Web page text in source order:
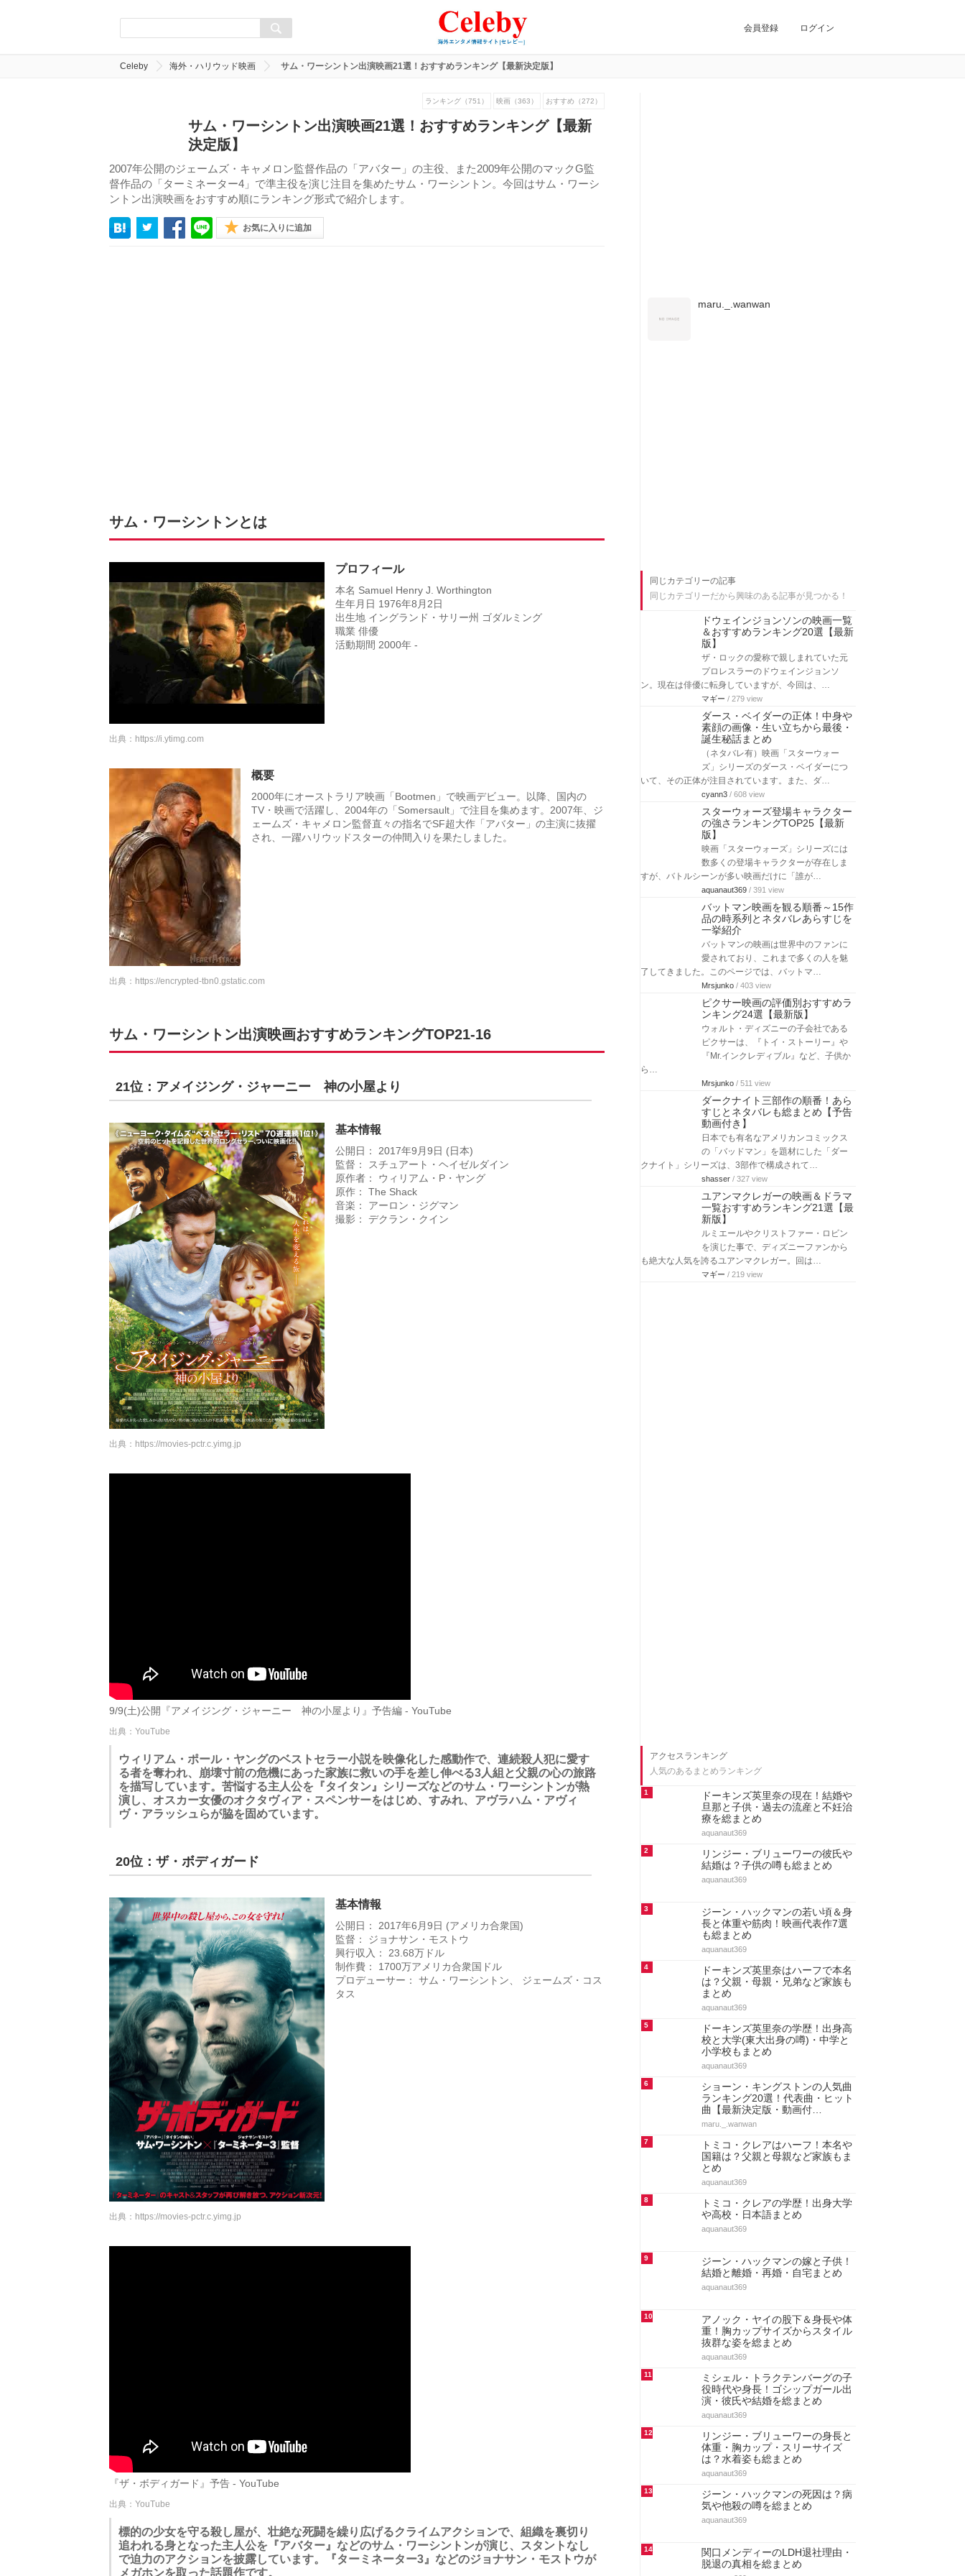
会員登録 ログイン
Celeby 海外・ハリウッド映画 サム・ワーシントン出演映画21選！おすすめランキング【最新決定版】
ランキング（751） 映画（363） おすすめ（272）
サム・ワーシントン出演映画21選！おすすめランキング【最新
決定版】
2007年公開のジェームズ・キャメロン監督作品の「アバター」の主役、また2009年公開のマックG監
督作品の「ターミネーター4」で準主役を演じ注目を集めたサム・ワーシントン。今回はサム・ワーシ
ントン出演映画をおすすめ順にランキング形式で紹介します。
お気に入りに追加
サム・ワーシントンとは
プロフィール
本名 Samuel Henry J. Worthington
生年月日 1976年8月2日
出生地 イングランド・サリー州 ゴダルミング
職業 俳優
活動期間 2000年 -
出典： https://i.ytimg.com
概要
2000年にオーストラリア映画「Bootmen」で映画デビュー。以降、国内の
TV・映画で活躍し、2004年の「Somersault」で注目を集めます。2007年、ジ
ェームズ・キャメロン監督直々の指名でSF超大作「アバター」の主演に抜擢
され、一躍ハリウッドスターの仲間入りを果たしました。
出典： https://encrypted-tbn0.gstatic.com
サム・ワーシントン出演映画おすすめランキングTOP21-16
21位：アメイジング・ジャーニー 神の小屋より
基本情報
公開日： 2017年9月9日 (日本)
監督： スチュアート・ヘイゼルダイン
原作者： ウィリアム・P・ヤング
原作： The Shack
音楽： アーロン・ジグマン
撮影： デクラン・クイン
出典： https://movies-pctr.c.yimg.jp
9/9(土)公開『アメイジング・ジャーニー 神の小屋より』予告編 - YouTube
出典：YouTube
ウィリアム・ポール・ヤングのベストセラー小説を映像化した感動作で、連続殺人犯に愛す
る者を奪われ、崩壊寸前の危機にあった家族に救いの手を差し伸べる3人組と父親の心の旅路
を描写しています。苦悩する主人公を『タイタン』シリーズなどのサム・ワーシントンが熱
演し、オスカー女優のオクタヴィア・スペンサーをはじめ、すみれ、アヴラハム・アヴィ
ヴ・アラッシュらが脇を固めています。
20位：ザ・ボディガード
基本情報
公開日： 2017年6月9日 (アメリカ合衆国)
監督： ジョナサン・モストウ
興行収入： 23.68万ドル
制作費： 1700万アメリカ合衆国ドル
プロデューサー： サム・ワーシントン、 ジェームズ・コス
タス
出典： https://movies-pctr.c.yimg.jp
『ザ・ボディガード』予告 - YouTube
出典：YouTube
標的の少女を守る殺し屋が、壮絶な死闘を繰り広げるクライムアクションで、組織を裏切り
追われる身となった主人公を『アバター』などのサム・ワーシントンが演じ、スタントなし
で迫力のアクションを披露しています。『ターミネーター3』などのジョナサン・モストウが
メガホンを取った話題作です。
maru._.wanwan
同じカテゴリーの記事
同じカテゴリーだから興味のある記事が見つかる！
ドウェインジョンソンの映画一覧
＆おすすめランキング20選【最新
版】
ザ・ロックの愛称で親しまれていた元
プロレスラーのドウェインジョンソ
ン。現在は俳優に転身していますが、今回は、…
マギー / 279 view
ダース・ベイダーの正体！中身や
素顔の画像・生い立ちから最後・
誕生秘話まとめ
（ネタバレ有）映画「スターウォー
ズ」シリーズのダース・ベイダーにつ
いて、その正体が注目されています。また、ダ…
cyann3 / 608 view
スターウォーズ登場キャラクター
の強さランキングTOP25【最新
版】
映画「スターウォーズ」シリーズには
数多くの登場キャラクターが存在しま
すが、バトルシーンが多い映画だけに「誰が…
aquanaut369 / 391 view
バットマン映画を観る順番～15作
品の時系列とネタバレあらすじを
一挙紹介
バットマンの映画は世界中のファンに
愛されており、これまで多くの人を魅
了してきました。このページでは、バットマ…
Mrsjunko / 403 view
ピクサー映画の評価別おすすめラ
ンキング24選【最新版】
ウォルト・ディズニーの子会社である
ピクサーは、『トイ・ストーリー』や
『Mr.インクレディブル』など、子供か
ら…
Mrsjunko / 511 view
ダークナイト三部作の順番！あら
すじとネタバレも総まとめ【予告
動画付き】
日本でも有名なアメリカンコミックス
の「バッドマン」を題材にした「ダー
クナイト」シリーズは、3部作で構成されて…
shasser / 327 view
ユアンマクレガーの映画＆ドラマ
一覧おすすめランキング21選【最
新版】
ルミエールやクリストファー・ロビン
を演じた事で、ディズニーファンから
も絶大な人気を誇るユアンマクレガー。回は…
マギー / 219 view
アクセスランキング
人気のあるまとめランキング
1
ドーキンズ英里奈の現在！結婚や
旦那と子供・過去の流産と不妊治
療を総まとめ
aquanaut369
2
リンジー・ブリューワーの彼氏や
結婚は？子供の噂も総まとめ
aquanaut369
3
ジーン・ハックマンの若い頃＆身
長と体重や筋肉！映画代表作7選
も総まとめ
aquanaut369
4
ドーキンズ英里奈はハーフで本名
は？父親・母親・兄弟など家族も
まとめ
aquanaut369
5
ドーキンズ英里奈の学歴！出身高
校と大学(東大出身の噂)・中学と
小学校もまとめ
aquanaut369
6
ショーン・キングストンの人気曲
ランキング20選！代表曲・ヒット
曲【最新決定版・動画付…
maru._.wanwan
7
トミコ・クレアはハーフ！本名や
国籍は？父親と母親など家族もま
とめ
aquanaut369
8
トミコ・クレアの学歴！出身大学
や高校・日本語まとめ
aquanaut369
9
ジーン・ハックマンの嫁と子供！
結婚と離婚・再婚・自宅まとめ
aquanaut369
10
アノック・ヤイの股下＆身長や体
重！胸カップサイズからスタイル
抜群な姿を総まとめ
aquanaut369
11
ミシェル・トラクテンバーグの子
役時代や身長！ゴシップガール出
演・彼氏や結婚を総まとめ
aquanaut369
12
リンジー・ブリューワーの身長と
体重・胸カップ・スリーサイズ
は？水着姿も総まとめ
aquanaut369
13
ジーン・ハックマンの死因は？病
気や他殺の噂を総まとめ
aquanaut369
14
関口メンディーのLDH退社理由・
脱退の真相を総まとめ